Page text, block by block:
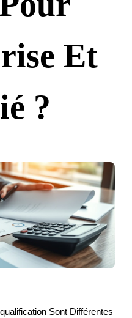
Et
?
Sont Différentes